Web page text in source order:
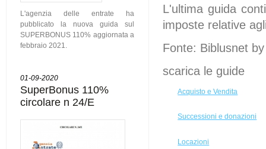
L'agenzia delle entrate ha
pubblicato la nuova guida sul
SUPERBONUS 110% aggiornata a
febbraio 2021.
01-09-2020
SuperBonus 110%
circolare n 24/E
L'ultima guida
imposte relative
Fonte: Biblusnet
scarica le guide
Acquisto e Vendita
Successioni e donazioni
Locazioni